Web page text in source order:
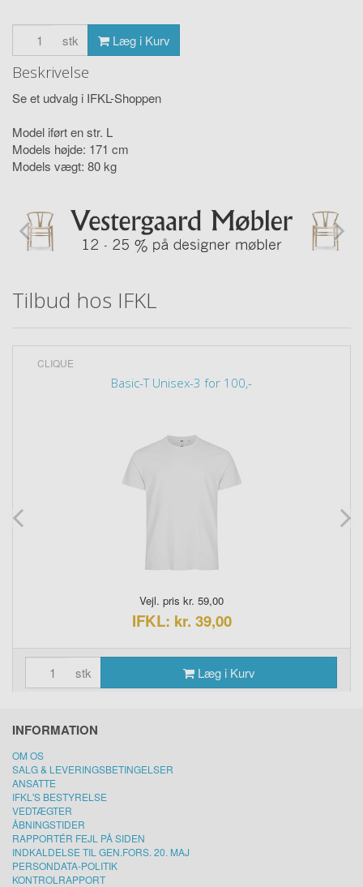
stk Læg i Kurv
Beskrivelse
Se et udvalg i IFKL-Shoppen
Model iført en str. L
Models højde: 171 cm
Models vægt: 80 kg
Tilbud hos IFKL
CLIQUE
Basic-T Unisex-3 for 100,-
Vejl. pris kr. 59,00
IFKL: kr. 39,00
stk Læg i Kurv
INFORMATION
OM OS
SALG & LEVERINGSBETINGELSER
ANSATTE
IFKL'S BESTYRELSE
VEDTÆGTER
ÅBNINGSTIDER
RAPPORTÉR FEJL PÅ SIDEN
INDKALDELSE TIL GEN.FORS. 20. MAJ
PERSONDATA-POLITIK
KONTROLRAPPORT